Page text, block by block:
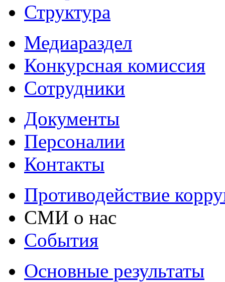
Структура
Медиараздел
Конкурсная комиссия
Сотрудники
Документы
Персоналии
Контакты
Противодействие
СМИ о нас
События
Основные результаты